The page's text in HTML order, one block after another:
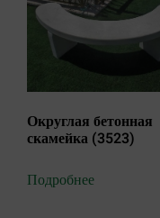
Округлая бетонная
скамейка (3523)
Подробнее